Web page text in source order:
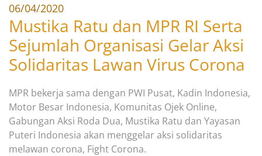
06/04/2020
Mustika Ratu dan MPR RI Serta
Sejumlah Organisasi Gelar Aksi
Solidaritas Lawan Virus Corona
MPR bekerja sama dengan PWI Pusat, Kadin Indonesia,
Motor Besar Indonesia, Komunitas Ojek Online,
Gabungan Aksi Roda Dua, Mustika Ratu dan Yayasan
Puteri Indonesia akan menggelar aksi solidaritas
melawan corona, Fight Corona.